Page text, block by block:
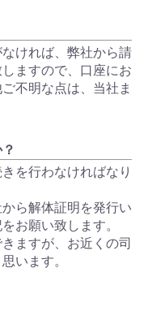
ければ、弊社から請
ますので、口座にお
不明な点は、当社ま
を行わなければなり
ら解体証明を発行い
お願い致します。
ますが、お近くの司
います。